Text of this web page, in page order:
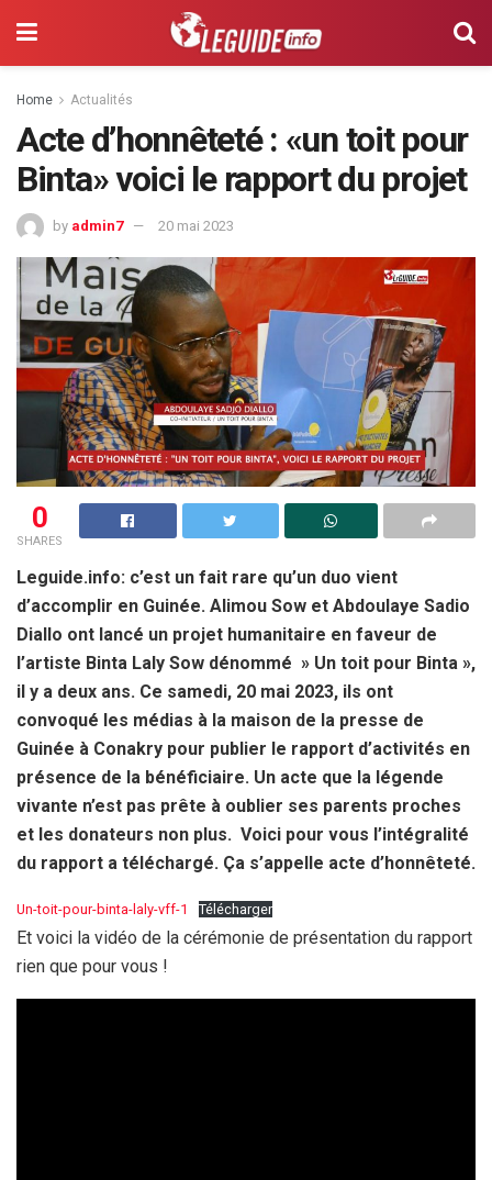
Home Actualités
Acte d’honnêteté : «un toit pour
Binta» voici le rapport du projet
by admin7 20 mai 2023
0
SHARES
Leguide.info: c’est un fait rare qu’un duo vient
d’accomplir en Guinée. Alimou Sow et Abdoulaye Sadio
Diallo ont lancé un projet humanitaire en faveur de
l’artiste Binta Laly Sow dénommé » Un toit pour Binta »,
il y a deux ans. Ce samedi, 20 mai 2023, ils ont
convoqué les médias à la maison de la presse de
Guinée à Conakry pour publier le rapport d’activités en
présence de la bénéficiaire. Un acte que la légende
vivante n’est pas prête à oublier ses parents proches
et les donateurs non plus. Voici pour vous l’intégralité
du rapport a téléchargé. Ça s’appelle acte d’honnêteté.
Un-toit-pour-binta-laly-vff-1 Télécharger
Et voici la vidéo de la cérémonie de présentation du rapport
rien que pour vous !